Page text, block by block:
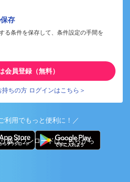
存
る条件を保存して、条件設定の手間を
会員登録（無料）
ちの方 ログインはこちら＞
利用でもっと便利に！／
版ダウンロードはこちらから